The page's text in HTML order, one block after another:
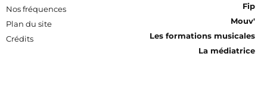
Nos fréquences
Plan du site
Crédits
Fip
Mouv'
Les formations musicales
La médiatrice